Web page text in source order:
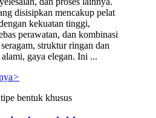
disisipkan mencakup pelat
kekuatan tinggi,
perawatan, dan kombinasi
struktur ringan dan
gaya elegan. Ini ...
>